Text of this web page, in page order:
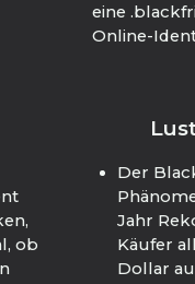
eine
Online-
ob
Der
Jahr
Käufer
Dollar